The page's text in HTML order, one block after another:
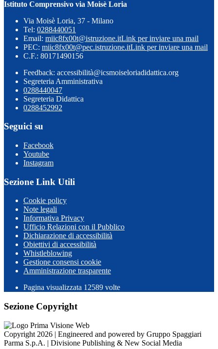
Istituto Comprensivo via Moisè Loria
Via Moisè Loria, 37 - Milano
Tel: 0288440051
Email: miic8fx00t@istruzione.itLink per inviare una mail
PEC: miic8fx00t@pec.istruzione.itLink per inviare una mail
C.F.: 80171490156
Feedback: accessibilità@icsmoiseloriadidattica.org
Segreteria Amministrativa
0288440047
Segreteria Didattica
0288452992
Seguici su
Facebook
Youtube
Instagram
Sezione Link Utili
Cookie policy
Note legali
Informativa Privacy
Ufficio Relazioni con il Pubblico
Dichiarazione di accessibilità
Obiettivi di accessibilità
Whistleblowing
Gestione consensi cookie
Amministrazione trasparente
Pagina visualizzata 12589 volte
Sezione Copyright
Copyright 2026 | Engineered and powered by Gruppo Spaggiari
Parma S.p.A. | Divisione Publishing & New Social Media